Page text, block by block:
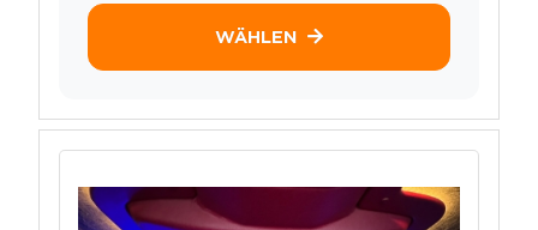
WÄHLEN